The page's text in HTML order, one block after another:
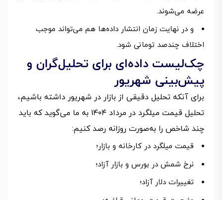
عرضه می‌شوند.
و در نهایت زمان انتشار داده‌ها هم می‌تواند موجب
اختلاف چندصد تومانی شود.
چک‌لیست داده‌ای برای تحلیل‌گران و
پیش‌بینی شهریور
برای آنکه تحلیل دقیقی از بازار در شهریور داشته باشیم،
تحلیل قیمت میلگرد در مرداد ۱۴۰۴ به ما می‌گوید که باید
چند شاخص را به‌صورت روزانه رصد کنیم:
قیمت میلگرد در کارخانه و بازار؛
نرخ شمش در بورس و بازار آزاد؛
تغییرات دلار آزاد؛